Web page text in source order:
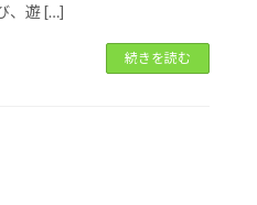
、遊 […]
続きを読む